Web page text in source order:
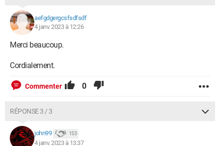
aefgdgergcsfsdfsdf
4 janv. 2023 à 12:26
Merci beaucoup.
Cordialement.
Commenter 0
RÉPONSE 3 / 3
john99 153
4 janv. 2023 à 13:37